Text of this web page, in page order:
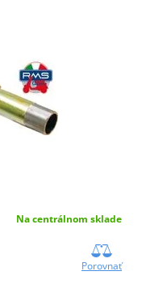
Na centrálnom sklade
Porovnať